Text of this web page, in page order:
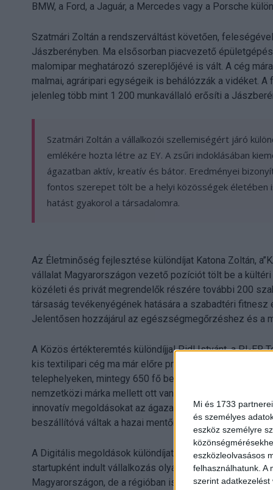
Mi és 1733
és személyes
eszköz személyre
eszközleolvasásos
felhasználhatunk. A
szerint
BMW, a Ford, a Jaguár, a Mercedes vagy a Porsche
Szatmári Zoltán a rendszerváltást követően,
Jászberényben. Ma elsősorban piacvezető
malomipar meghatározó szereplőjévé is vált. A cég
malmai, agráripari egységeik is behálózzák a vidéket.
jelenleg több mint 1 200 munkavállaló erősíti a
Szatmári Zoltán a vállalkozói szellemiségért járó
emlékére hozta létre az EY. A zsűri indoklásában
ágazatban aktív, kreatív és bátor. Eredményei
fontos szerepet tölt be a helyi közösségek
hatást gyakorol a társadalomra.
Az Életminőség fejlesztése különdíjat Katona Zoltán,
vállalat Magyarországon vezető pozíciót tölt be a
közéleti és privát megrendelők részére további 200
társaság tevékenyégének hatására a szabadtéri
Jelentősen hozzájárul az egészségmegőrzéshez és a
A Közös értékteremtés különdíjjal Pidl Istvánt, a PI-ER
kis textilipari cég ma már előre programozott tervek
telephelyeken, mintegy 650 fő bevonásával.
nemzetközi márka mellett ott van például a Magyar
innovatív megoldásokat az ágazatban, ennek
beszállítóvá váltak a hazai mentőmellény piacon.
A Digitális megoldások különdíjat Perényi András, a
startupként indult vállalkozás olyan innovációkat
Magyarországon, de a régióban is egyedülállóak,